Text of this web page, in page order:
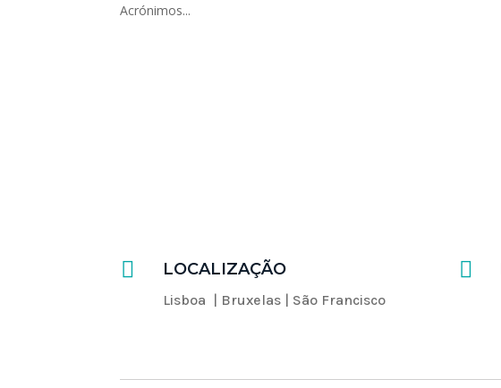
Acrónimos...
 LOCALIZAÇÃO
Lisboa | Bruxelas | São Francisco
